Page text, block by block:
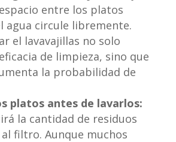
entre los platos
agua circule libremente.
el lavavajillas no solo
de limpieza, sino que
la probabilidad de
platos antes de lavarlos:
la cantidad de residuos
filtro. Aunque muchos